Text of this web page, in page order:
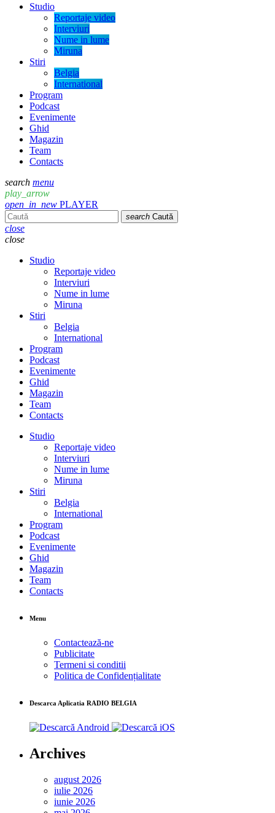
Studio
Reportaje video
Interviuri
Nume in lume
Miruna
Stiri
Belgia
International
Program
Podcast
Evenimente
Ghid
Magazin
Team
Contacts
search menu
play_arrow
open_in_new PLAYER
search Caută
close
close
Studio
Reportaje video
Interviuri
Nume in lume
Miruna
Stiri
Belgia
International
Program
Podcast
Evenimente
Ghid
Magazin
Team
Contacts
Studio
Reportaje video
Interviuri
Nume in lume
Miruna
Stiri
Belgia
International
Program
Podcast
Evenimente
Ghid
Magazin
Team
Contacts
Menu
Contactează-ne
Publicitate
Termeni si conditii
Politica de Confidențialitate
Descarca Aplicatia RADIO BELGIA
Archives
august 2026
iulie 2026
iunie 2026